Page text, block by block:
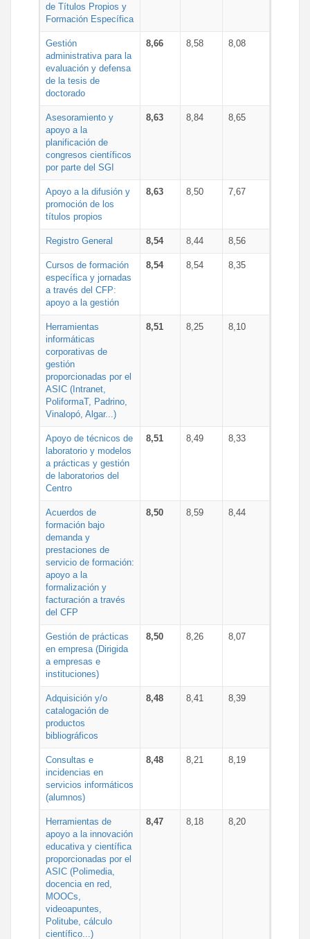
de Títulos Propios y
Formación Específica
Gestión
administrativa para la
evaluación y defensa
de la tesis de
doctorado
8,66 8,58 8,08
Asesoramiento y
apoyo a la
planificación de
congresos científicos
por parte del SGI
8,63 8,84 8,65
Apoyo a la difusión y
promoción de los
títulos propios
8,63 8,50 7,67
Registro General 8,54 8,44 8,56
Cursos de formación
específica y jornadas
a través del CFP:
apoyo a la gestión
8,54 8,54 8,35
Herramientas
informáticas
corporativas de
gestión
proporcionadas por el
ASIC (Intranet,
PoliformaT, Padrino,
Vinalopó, Algar...)
8,51 8,25 8,10
Apoyo de técnicos de
laboratorio y modelos
a prácticas y gestión
de laboratorios del
Centro
8,51 8,49 8,33
Acuerdos de
formación bajo
demanda y
prestaciones de
servicio de formación:
apoyo a la
formalización y
facturación a través
del CFP
8,50 8,59 8,44
Gestión de prácticas
en empresa (Dirigida
a empresas e
instituciones)
8,50 8,26 8,07
Adquisición y/o
catalogación de
productos
bibliográficos
8,48 8,41 8,39
Consultas e
incidencias en
servicios informáticos
(alumnos)
8,48 8,21 8,19
Herramientas de
apoyo a la innovación
educativa y científica
proporcionadas por el
ASIC (Polimedia,
docencia en red,
MOOCs,
videoapuntes,
Politube, cálculo
científico...)
8,47 8,18 8,20